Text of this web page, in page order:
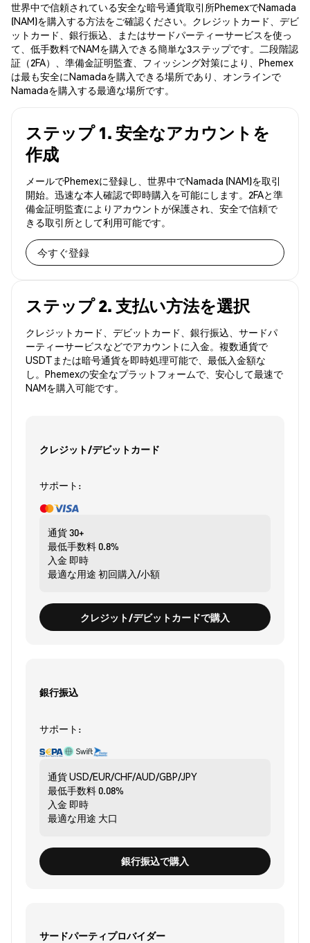
世界中で信頼されている安全な暗号通貨取引所PhemexでNamada
(NAM)を購入する方法をご確認ください。クレジットカード、デビ
ットカード、銀行振込、またはサードパーティーサービスを使っ
て、低手数料でNAMを購入できる簡単な3ステップです。二段階認
証（2FA）、準備金証明監査、フィッシング対策により、Phemex
は最も安全にNamadaを購入できる場所であり、オンラインで
Namadaを購入する最適な場所です。
ステップ 1. 安全なアカウントを
作成
メールでPhemexに登録し、世界中でNamada (NAM)を取引
開始。迅速な本人確認で即時購入を可能にします。2FAと準
備金証明監査によりアカウントが保護され、安全で信頼で
きる取引所として利用可能です。
今すぐ登録
ステップ 2. 支払い方法を選択
クレジットカード、デビットカード、銀行振込、サードパ
ーティーサービスなどでアカウントに入金。複数通貨で
USDTまたは暗号通貨を即時処理可能で、最低入金額な
し。Phemexの安全なプラットフォームで、安心して最速で
NAMを購入可能です。
クレジット/デビットカード
サポート:
通貨30+
最低手数料0.8%
入金 即時
最適な用途 初回購入/小額
クレジット/デビットカードで購入
銀行振込
サポート:
通貨USD/EUR/CHF/AUD/GBP/JPY
最低手数料0.08%
入金 即時
最適な用途 大口
銀行振込で購入
サードパーティプロバイダー